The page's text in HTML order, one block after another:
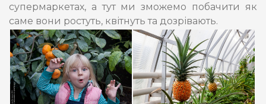
супермаркетах, а тут ми зможемо побачити як
саме вони ростуть, квітнуть та дозрівають.